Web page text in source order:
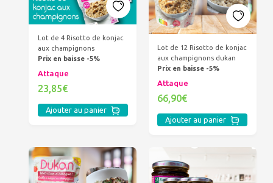
Lot de 4 Risotto de konjac
aux champignons
Prix en baisse -5%
Attaque
23,85€
Ajouter au panier
Lot de 12 Risotto de konjac
aux champignons dukan
Prix en baisse -5%
Attaque
66,90€
Ajouter au panier